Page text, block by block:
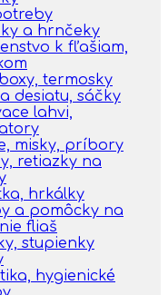
a hrnčeky
k fľašiam,
termosky
desiatu, sáčky
lahvi,
misky, príbory
retiazky na
hrkálky
a pomôcky na
fliaš
stupienky
hygienické